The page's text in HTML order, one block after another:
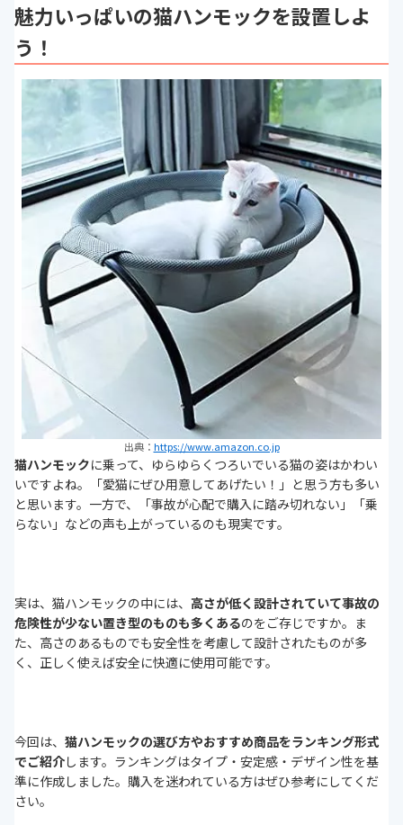
そのほかの猫ハンモック人気おすすめランキング6
そのほかの猫ハンモックおすすめ商品比較一覧表
通販サイトの最新売れ筋ランキングもチェック！
猫がハンモックに乗らない・苦手そうなときの対処
法
猫ハンモックの掃除方法や使い方の注意を解説！
ホームセンターのフラワースタンドで作る猫ハンモ
ックの作り方
まとめ
魅力いっぱいの猫ハンモックを設置しよ
う！
出典： https://www.amazon.co.jp
猫ハンモックに乗って、ゆらゆらくつろいでいる猫の姿はかわい
いですよね。「愛猫にぜひ用意してあげたい！」と思う方も多い
と思います。一方で、「事故が心配で購入に踏み切れない」「乗
らない」などの声も上がっているのも現実です。
実は、猫ハンモックの中には、 高さが低く設計されていて事故の
危険性が少ない置き型のものも多くあるのをご存じですか。ま
た、高さのあるものでも安全性を考慮して設計されたものが多
く、正しく使えば安全に快適に使用可能です。
今回は、 猫ハンモックの選び方やおすすめ商品をランキング形式
でご紹介します。ランキングはタイプ・安定感・デザイン性を基
準に作成しました。購入を迷われている方はぜひ参考にしてくだ
さい。